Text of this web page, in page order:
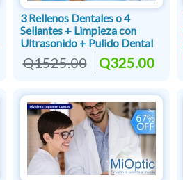
3 Rellenos Dentales o 4
Sellantes + Limpieza con
Ultrasonido + Pulido Dental
Q1525.00 Q325.00